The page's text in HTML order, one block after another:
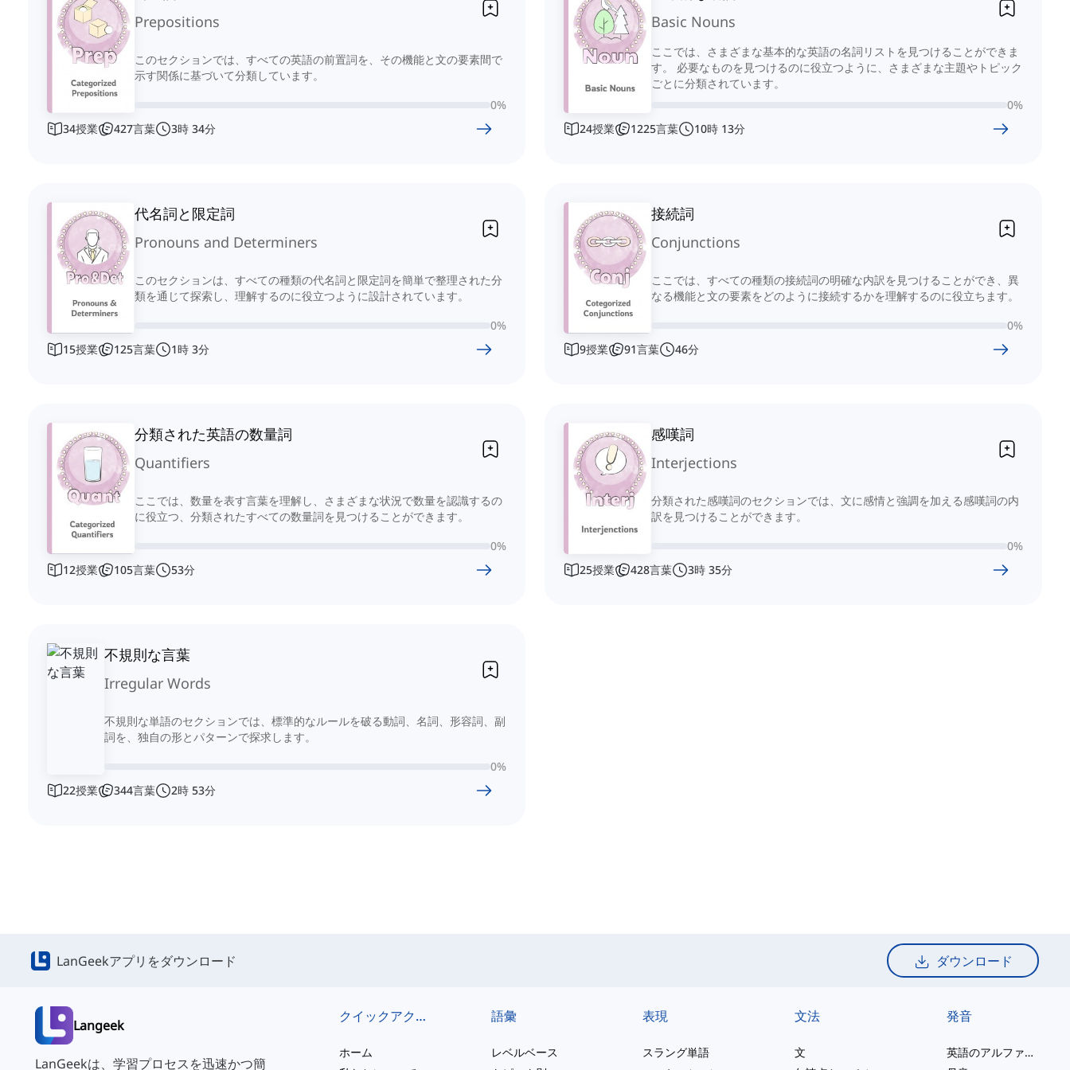
Prepositions
このセクションでは、すべての英語の前置詞を、その機能と文の要素間で
示す関係に基づいて分類しています。
0%
34授業 427言葉 3時 34分
Basic Nouns
ここでは、さまざまな基本的な英語の名詞リストを見つけることができま
す。 必要なものを見つけるのに役立つように、さまざまな主題やトピック
ごとに分類されています。
0%
24授業 1225言葉 10時 13分
代名詞と限定詞
Pronouns and Determiners
このセクションは、すべての種類の代名詞と限定詞を簡単で整理された分
類を通じて探索し、理解するのに役立つように設計されています。
0%
15授業 125言葉 1時 3分
接続詞
Conjunctions
ここでは、すべての種類の接続詞の明確な内訳を見つけることができ、異
なる機能と文の要素をどのように接続するかを理解するのに役立ちます。
0%
9授業 91言葉 46分
分類された英語の数量詞
Quantifiers
ここでは、数量を表す言葉を理解し、さまざまな状況で数量を認識するの
に役立つ、分類されたすべての数量詞を見つけることができます。
0%
12授業 105言葉 53分
感嘆詞
Interjections
分類された感嘆詞のセクションでは、文に感情と強調を加える感嘆詞の内
訳を見つけることができます。
0%
25授業 428言葉 3時 35分
不規則な言葉
Irregular Words
不規則な単語のセクションでは、標準的なルールを破る動詞、名詞、形容詞、副
詞を、独自の形とパターンで探求します。
0%
22授業 344言葉 2時 53分
LanGeekアプリをダウンロード ダウンロード
Langeek
LanGeekは、学習プロセスを迅速かつ簡
クイックアクセス
ホーム
語彙
レベルベース
表現
スラング単語
文法
文
発音
英語のアルファベット